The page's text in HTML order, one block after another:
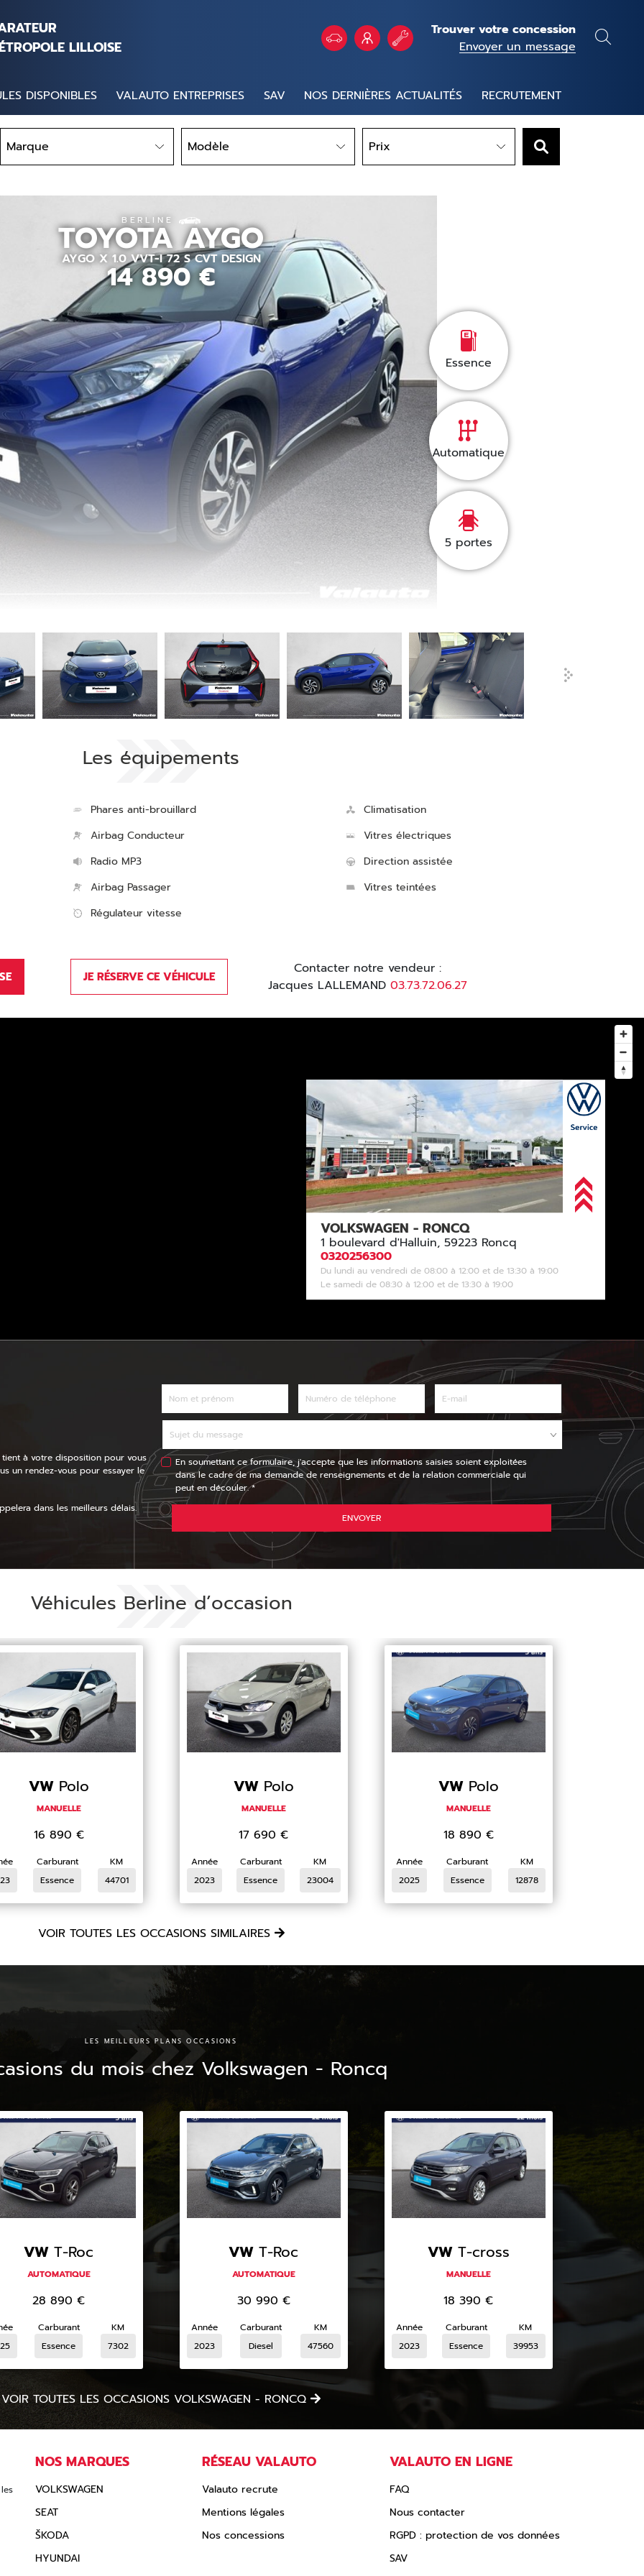
LILLOISE
Trouver votre concession
Envoyer un message
DISPONIBLES VALAUTO ENTREPRISES SAV NOS DERNIÈRES ACTUALITÉS RECRUTEMENT
Marque Modèle Prix
BERLINE
TOYOTA AYGO
AYGO X 1.0 VVT-I 72 S CVT DESIGN
14 890 €
Essence
Automatique
5portes
Les équipements
Phares anti-brouillard
Airbag Conducteur
Radio MP3
Airbag Passager
Régulateur vitesse
Climatisation
Vitres électriques
Direction assistée
Vitres teintées
JE RÉSERVE CE VÉHICULE
Contacter notre vendeur :
Jacques LALLEMAND 03.73.72.06.27
VOLKSWAGEN - RONCQ
1 boulevard d'Halluin, 59223 Roncq
0320256300
Du lundi au vendredi de 08:00 à 12:00 et de 13:30 à 19:00
Le samedi de 08:30 à 12:00 et de 13:30 à 19:00
tient à votre disposition pour vous
un rendez-vous pour essayer le
dans les meilleurs délais.
En soumettant ce formulaire, j'accepte que les informations saisies soient exploitées
dans le cadre de ma demande de renseignements et de la relation commerciale qui
peut en découler. *
ENVOYER
Véhicules Berline d’occasion
VW Polo
MANUELLE
16 890 €
Carburant
Essence
KM
44701
VW Polo
MANUELLE
17 690 €
Année
2023
Carburant
Essence
KM
23004
VW Polo
MANUELLE
18 890 €
Année
2025
Carburant
Essence
KM
12878
VOIR TOUTES LES OCCASIONS SIMILAIRES
LES MEILLEURS PLANS OCCASIONS
du mois chez Volkswagen - Roncq
VW T-Roc
AUTOMATIQUE
28 890 €
Carburant
Essence
KM
7302
VW T-Roc
AUTOMATIQUE
30 990 €
Année
2023
Carburant
Diesel
KM
47560
VW T-cross
MANUELLE
18 390 €
Année
2023
Carburant
Essence
KM
39953
VOIR TOUTES LES OCCASIONS VOLKSWAGEN - RONCQ
NOS MARQUES
VOLKSWAGEN
SEAT
ŠKODA
HYUNDAI
RÉSEAU VALAUTO
Valauto recrute
Mentions légales
Nos concessions
VALAUTO EN LIGNE
FAQ
Nous contacter
RGPD : protection de vos données
SAV